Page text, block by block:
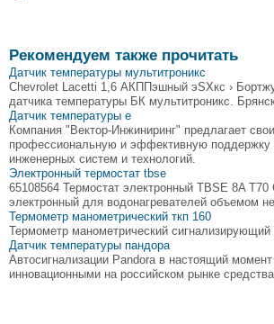
Рекомендуем также прочитать
Датчик температуры мультитроникс
Chevrolet Lacetti 1,6 АКППэшный эSXкс ›
датчика температуры БК мультитроникс.
Датчик температуры e
Компания "Вектор-Инжиниринг" предлагает
профессиональную и эффективную поддержку
инженерных систем и технологий.
Электронный термостат tbse
65108564 Термостат электронный TBSE 8A T70
электронный для водонагревателей объемом
Термометр манометрический ткп 160
Термометр манометрический
Датчик температуры пандора
Автосигнализации Pandora в настоящий
инновационными на российском рынке